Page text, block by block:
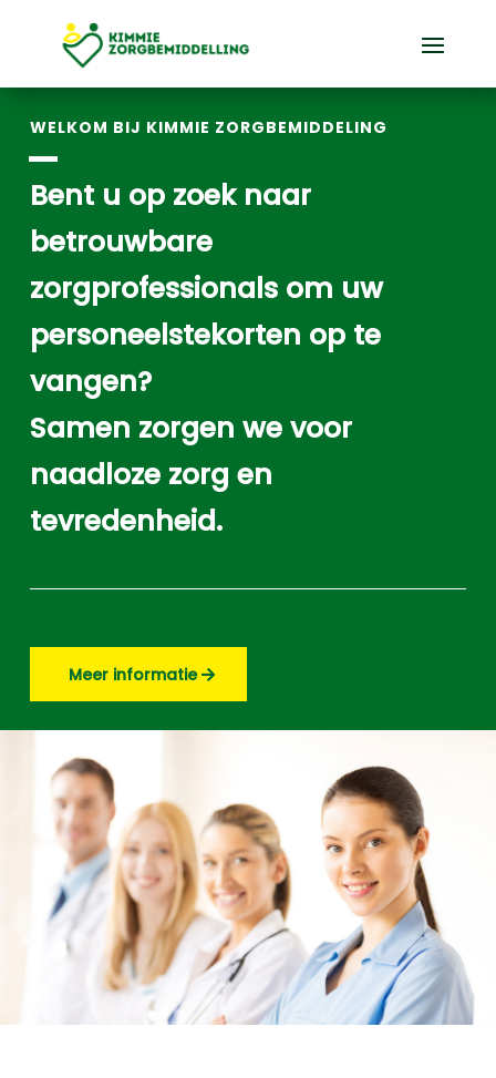
WELKOM BIJ KIMMIE ZORGBEMIDDELING
–
Bent u op zoek naar
betrouwbare
zorgprofessionals om uw
personeelstekorten op te
vangen?
Samen zorgen we voor
naadloze zorg en
tevredenheid.
Meer informatie